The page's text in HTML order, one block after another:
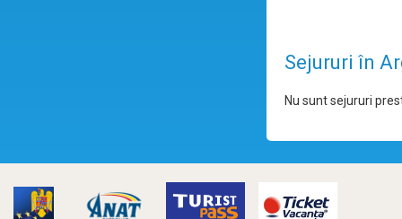
Sejururi în
Nu sunt sejururi